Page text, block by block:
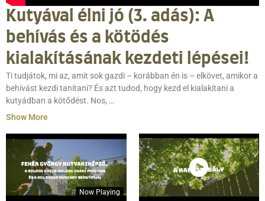
Kutyával élni jó (3. adás): A
behívás és a kötödés
kialakításának kezdeti lépései!
Ti tudjátok, mi az, amit sok gazdi – korábban én is – elkövet, amikor a
behívást kezdi tanítani? És azt tudod, hogy kezd el kialakítani a
kutyádban a kötődést. Nos, …
Show More
Now Playing